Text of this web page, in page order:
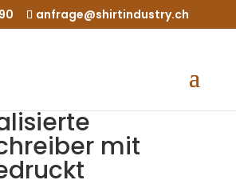
anfrage@shirtindustry.ch
mit